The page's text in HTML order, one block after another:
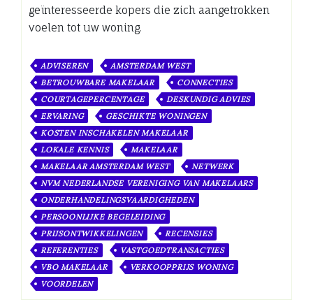
geïnteresseerde kopers die zich aangetrokken
voelen tot uw woning.
ADVISEREN
AMSTERDAM WEST
BETROUWBARE MAKELAAR
CONNECTIES
COURTAGEPERCENTAGE
DESKUNDIG ADVIES
ERVARING
GESCHIKTE WONINGEN
KOSTEN INSCHAKELEN MAKELAAR
LOKALE KENNIS
MAKELAAR
MAKELAAR AMSTERDAM WEST
NETWERK
NVM NEDERLANDSE VERENIGING VAN MAKELAARS
ONDERHANDELINGSVAARDIGHEDEN
PERSOONLIJKE BEGELEIDING
PRIJSONTWIKKELINGEN
RECENSIES
REFERENTIES
VASTGOEDTRANSACTIES
VBO MAKELAAR
VERKOOPPRIJS WONING
VOORDELEN